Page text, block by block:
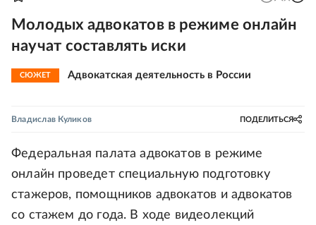
Молодых адвокатов в режиме онлайн
научат составлять иски
СЮЖЕТ Адвокатская деятельность в России
Владислав Куликов ПОДЕЛИТЬСЯ
Федеральная палата адвокатов в режиме
онлайн проведет специальную подготовку
стажеров, помощников адвокатов и адвокатов
со стажем до года. В ходе видеолекций